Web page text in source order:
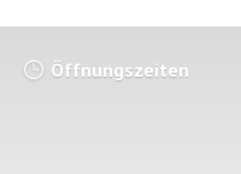
Öffnungszeiten